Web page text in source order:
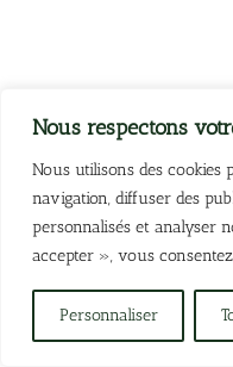
Nous respectons
Nous utilisons des cookies
navigation, diffuser des
personnalisés et analyser
accepter », vous
Personnaliser